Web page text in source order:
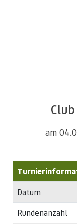
am
Datum
Rundenanzahl